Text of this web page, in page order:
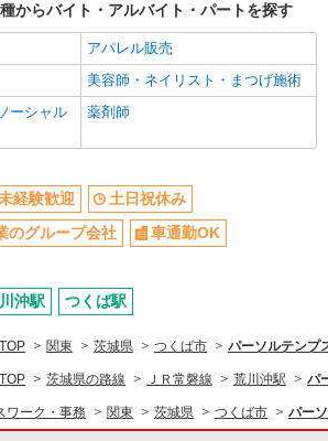
す
土日祝休み
ループ会
車通勤OK
からバイト・アルバイト・パートを探す
アパレル販売
美容師・ネイリスト・まつげ施術
ーシャル
薬剤師
経験歓迎
土日祝休み
のグループ会社
車通勤OK
沖駅 つくば駅
関東 茨城県 つくば市 パーソルテンプ
茨城県の路線 ＪＲ常磐線 荒川沖駅 パ
ワーク・事務 関東 茨城県 つくば市 パー